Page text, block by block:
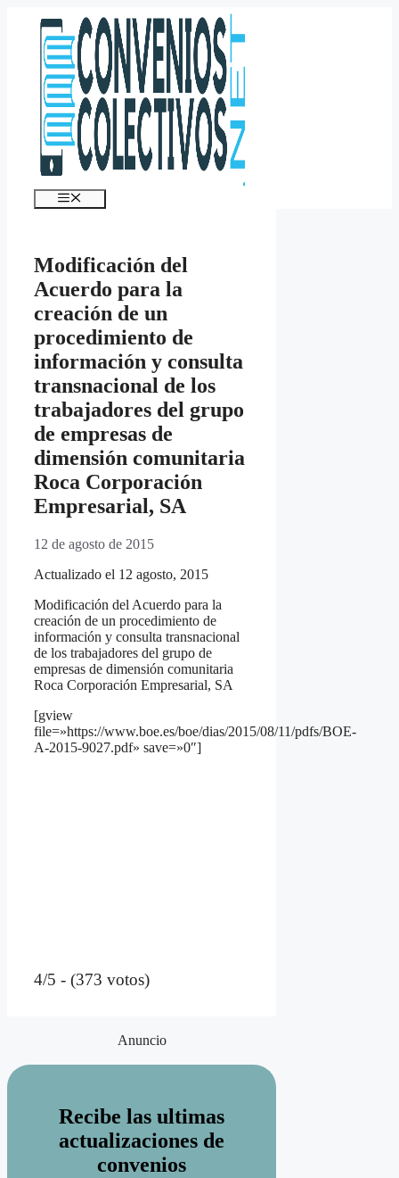
contenido
Menú
Modificación del
Acuerdo para la
creación de un
procedimiento de
información y consulta
transnacional de los
trabajadores del grupo
de empresas de
dimensión comunitaria
Roca Corporación
Empresarial, SA
12 de agosto de 2015
Actualizado el 12 agosto, 2015
Modificación del Acuerdo para la
creación de un procedimiento de
información y consulta transnacional
de los trabajadores del grupo de
empresas de dimensión comunitaria
Roca Corporación Empresarial, SA
[gview
file=»https://www.boe.es/boe/dias/2015/08/11/pdfs/BOE-
A-2015-9027.pdf» save=»0″]
4/5 - (373 votos)
Anuncio
Recibe las ultimas
actualizaciones de
convenios